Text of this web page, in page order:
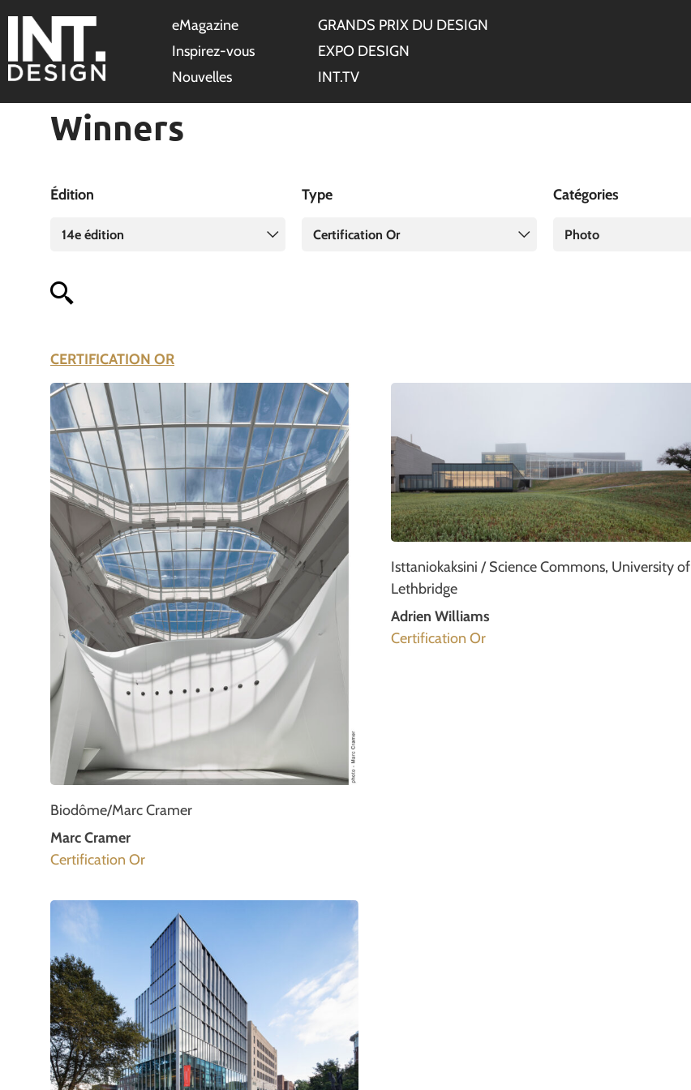
eMagazine
Inspirez-vous
Nouvelles
GRANDS PRIX DU DESIGN
EXPO DESIGN
INT.TV
Winners
Édition
14e édition
Type
Certification Or
Catégories
Photo
CERTIFICATION OR
Biodôme/Marc Cramer
Marc Cramer
Certification Or
Isttaniokaksini / Science Commons, University of
Lethbridge
Adrien Williams
Certification Or